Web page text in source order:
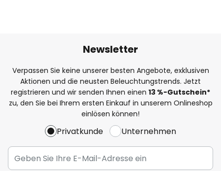
Newsletter
Verpassen Sie keine unserer besten Angebote, exklusiven
Aktionen und die neusten Beleuchtungstrends. Jetzt
registrieren und wir senden Ihnen einen 13 %-Gutschein*
zu, den Sie bei Ihrem ersten Einkauf in unserem Onlineshop
einlösen können!
Privatkunde Unternehmen